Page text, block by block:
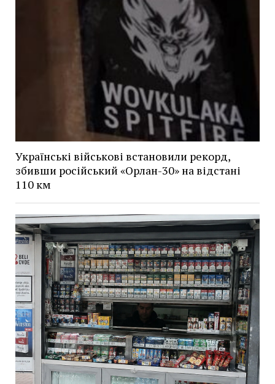
Українські військові встановили рекорд,
збивши російський «Орлан-30» на відстані
110 км